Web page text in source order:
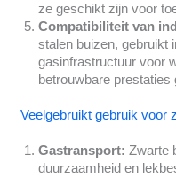
ze geschikt zijn voor
Compatibiliteit van
stalen buizen, gebruikt
gasinfrastructuur voor
betrouwbare prestaties
Veelgebruikt gebruik voor
Gastransport: Zwarte
duurzaamheid en